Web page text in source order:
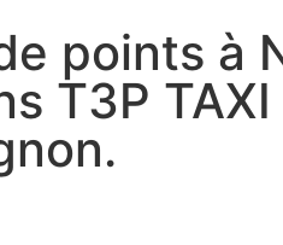
points à
T3P TAXI